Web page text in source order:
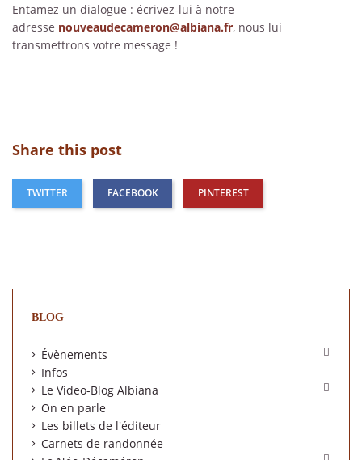
Entamez un dialogue : écrivez-lui à notre
adresse nouveaudecameron@albiana.fr, nous lui
transmettrons votre message !
Share this post
TWITTER FACEBOOK PINTEREST
BLOG
Évènements 
Infos
Le Video-Blog Albiana

On en parle
Les billets de l'éditeur
Carnets de randonnée